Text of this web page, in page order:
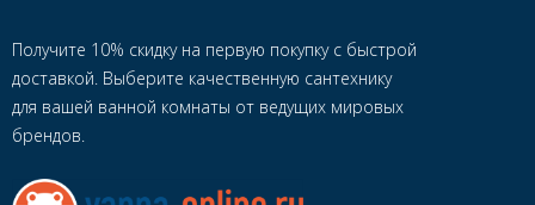
Получите 10% скидку на первую покупку с быстрой
доставкой. Выберите качественную сантехнику
для вашей ванной комнаты от ведущих мировых
брендов.